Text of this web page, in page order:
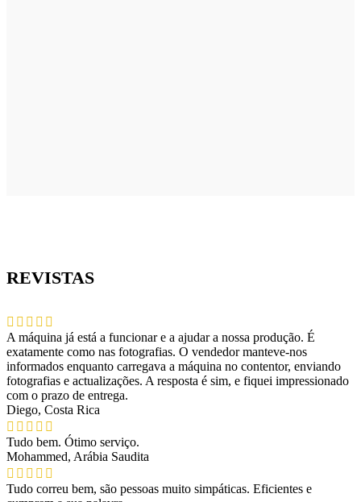
REVISTAS
A máquina já está a funcionar e a ajudar a nossa produção. É
exatamente como nas fotografias. O vendedor manteve-nos
informados enquanto carregava a máquina no contentor, enviando
fotografias e actualizações. A resposta é sim, e fiquei impressionado
com o prazo de entrega.
Diego, Costa Rica
Tudo bem. Ótimo serviço.
Mohammed, Arábia Saudita
Tudo correu bem, são pessoas muito simpáticas. Eficientes e